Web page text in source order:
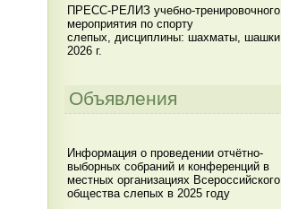
ПРЕСС-РЕЛИЗ учебно-тренировочного
мероприятия по спорту
слепых, дисциплины: шахматы, шашки
2026 г.
Объявления
Информация о проведении отчётно-
выборных собраний и конференций в
местных организациях Всероссийского
общества слепых в 2025 году